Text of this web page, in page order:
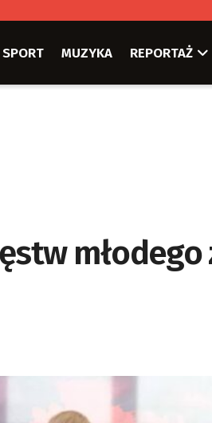
SPORT MUZYKA REPORTAŻ